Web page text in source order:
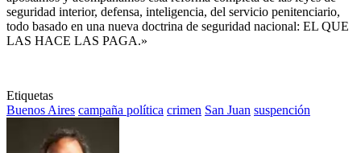
seguridad interior, defensa, inteligencia, del servicio penitenciario,
todo basado en una nueva doctrina de seguridad nacional: EL QUE
LAS HACE LAS PAGA.»
Etiquetas
Buenos Aires campaña política crimen San Juan suspención